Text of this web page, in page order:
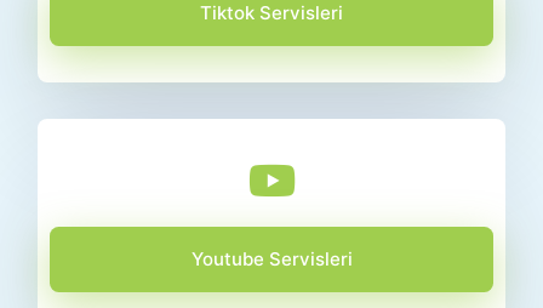
Tiktok Servisleri
Youtube Servisleri